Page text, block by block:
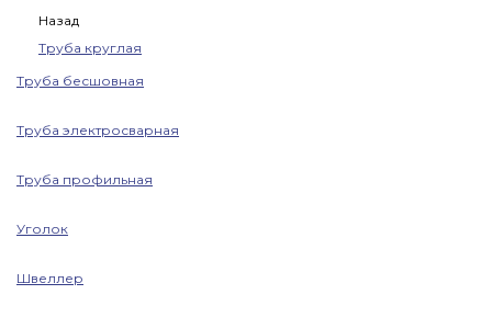
Назад
Труба круглая
Труба бесшовная
Труба электросварная
Труба профильная
Уголок
Швеллер